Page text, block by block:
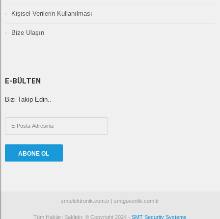
Kişisel Verilerin Kullanılması
Bize Ulaşın
E-BÜLTEN
Bizi Takip Edin..
ABONE OL
smtelektronik.com.tr | smtguvenlik.com.tr
Tüm Hakları Saklıdır. © Copyright 2024 - SMT Security Systems